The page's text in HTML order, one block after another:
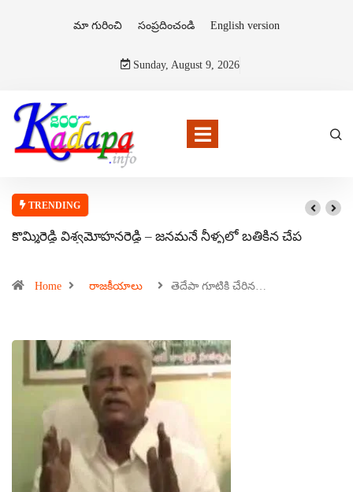
మా గురించి సంప్రదించండి English version
Sunday, August 9, 2026
TRENDING
కొమ్మిరెడ్డి విశ్వమోహనరెడ్డి – జనమనే నీళ్ళలో బతికిన చేప
Home రాజకీయాలు తెదేపా గూటికి చేరిన…